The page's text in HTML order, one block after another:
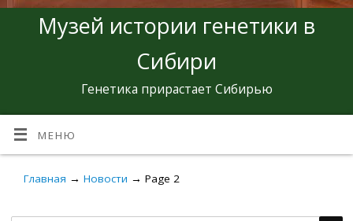
Музей истории генетики в
Сибири
Генетика прирастает Сибирью
МЕНЮ
Главная → Новости → Page 2